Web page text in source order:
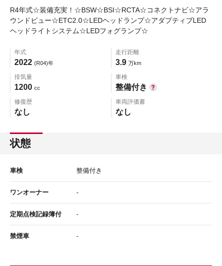
R4年式☆装備充実！☆BSW☆BSI☆RCTA☆コネクトナビ☆アラ
ウンドビュー☆ETC2.0☆LEDヘッドランプ☆アダプティブLED
ヘッドライトシステム☆LEDフォグランプ☆
年式
2022 (R04)年
走行距離
3.9 万km
排気量
1200 cc
車検
整備付き
修復歴
なし
車両評価書
なし
状態
車検 整備付き
ワンオーナー -
定期点検記録簿付 -
禁煙車 -